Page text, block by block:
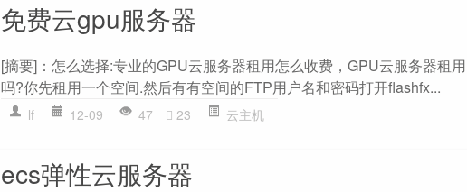
免费云gpu服务器
[摘要]：怎么选择:专业的GPU云服务器租用怎么收费，GPU云服务器租
吗?你先租用一个空间.然后有有空间的FTP用户名和密码打开flashfx...
lf 12-09 47 23 云主机
ecs弹性云服务器